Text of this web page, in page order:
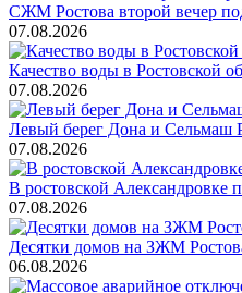
СЖМ Ростова второй вечер
07.08.2026
Качество воды в Ростовской
07.08.2026
Левый берег Дона и Сельмаш
07.08.2026
В ростовской Александровке
07.08.2026
Десятки домов на ЗЖМ
06.08.2026